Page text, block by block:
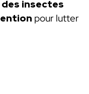
des insectes
pour lutter